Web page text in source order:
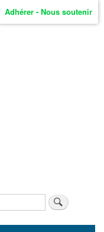
Adhérer - Nous soutenir